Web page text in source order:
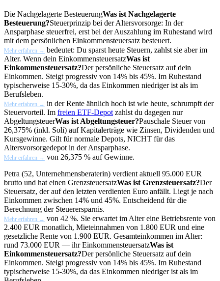
Die Nachgelagerte BesteuerungWas ist Nachgelagerte
Besteuerung?Steuerprinzip bei der Altersvorsorge: In der
Ansparphase steuerfrei, erst bei der Auszahlung im Ruhestand wird
mit dem persönlichen Einkommensteuersatz besteuert.
Mehr erfahren → bedeutet: Du sparst heute Steuern, zahlst sie aber im
Alter. Wenn dein EinkommensteuersatzWas ist
Einkommensteuersatz?Der persönliche Steuersatz auf dein
Einkommen. Steigt progressiv von 14% bis 45%. Im Ruhestand
typischerweise 15-30%, da das Einkommen niedriger ist als im
Berufsleben.
Mehr erfahren → in der Rente ähnlich hoch ist wie heute, schrumpft der
Steuervorteil. Im freien ETF-Depot zahlst du dagegen nur
AbgeltungsteuerWas ist Abgeltungsteuer?Pauschale Steuer von
26,375% (inkl. Soli) auf Kapitalerträge wie Zinsen, Dividenden und
Kursgewinne. Gilt für normale Depots, NICHT für das
Altersvorsorgedepot in der Ansparphase.
Mehr erfahren → von 26,375 % auf Gewinne.
Petra (52, Unternehmensberaterin) verdient aktuell 95.000 EUR
brutto und hat einen GrenzsteuersatzWas ist Grenzsteuersatz?Der
Steuersatz, der auf den letzten verdienten Euro anfällt. Liegt je nach
Einkommen zwischen 14% und 45%. Entscheidend für die
Berechnung der Steuerersparnis.
Mehr erfahren → von 42 %. Sie erwartet im Alter eine Betriebsrente von
2.400 EUR monatlich, Mieteinnahmen von 1.800 EUR und eine
gesetzliche Rente von 1.900 EUR. Gesamteinkommen im Alter:
rund 73.000 EUR — ihrEinkommensteuersatzWas ist
Einkommensteuersatz?Der persönliche Steuersatz auf dein
Einkommen. Steigt progressiv von 14% bis 45%. Im Ruhestand
typischerweise 15-30%, da das Einkommen niedriger ist als im